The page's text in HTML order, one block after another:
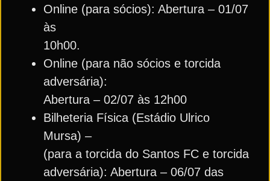
Online (para sócios): Abertura – 01/07
às
10h00.
Online (para não sócios e torcida
adversária):
Abertura – 02/07 às 12h00
Bilheteria Física (Estádio Ulrico
Mursa) –
(para a torcida do Santos FC e torcida
adversária): Abertura – 06/07 das